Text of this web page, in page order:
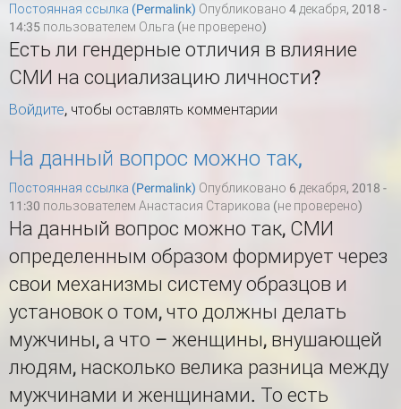
Постоянная ссылка (Permalink) Опубликовано 4 декабря, 2018 -
14:35 пользователем Ольга (не проверено)
Есть ли гендерные отличия в влияние
СМИ на социализацию личности?
Войдите, чтобы оставлять комментарии
На данный вопрос можно так,
Постоянная ссылка (Permalink) Опубликовано 6 декабря, 2018 -
11:30 пользователем Анастасия Старикова (не проверено)
На данный вопрос можно так, СМИ
определенным образом формирует через
свои механизмы систему образцов и
установок о том, что должны делать
мужчины, а что – женщины, внушающей
людям, насколько велика разница между
мужчинами и женщинами. То есть